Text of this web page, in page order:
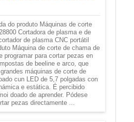
do produto Máquinas de corte
Cortadora de plasma e de
de plasma CNC portátil
Máquina de corte de chama de
programar para cortar pezas en
de beeline e arco, que
máquinas de corte de
cun LED de 5,7 polgadas con
e estática. É percibido
doado de aprender. Pódese
pezas directamente ...